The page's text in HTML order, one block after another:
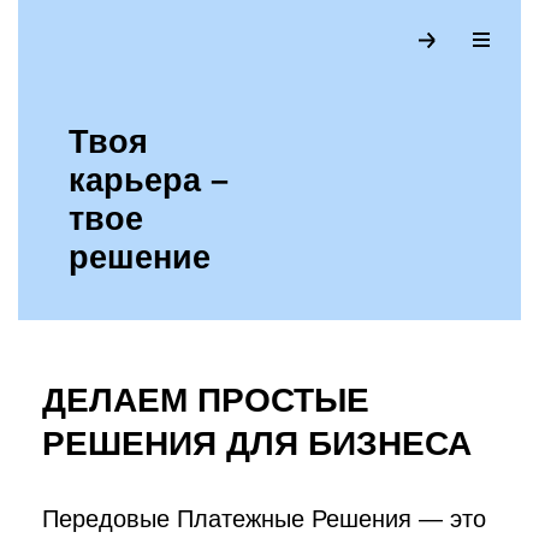
Твоя
карьера –
твое
решение
ЦЕННОСТИ
ДЕЛАЕМ ПРОСТЫЕ
РЕШЕНИЯ ДЛЯ БИЗНЕСА
Передовые Платежные Решения — это